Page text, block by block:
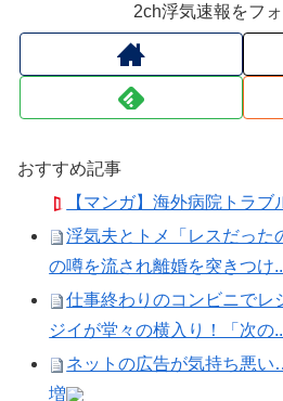
2ch浮気速報をフ
おすすめ記事
【マンガ】海外病院トラブ
浮気夫とトメ「レスだった
の噂を流され離婚を突きつけ
仕事終わりのコンビニでレ
ジイが堂々の横入り！「次の
ネットの広告が気持ち悪
増